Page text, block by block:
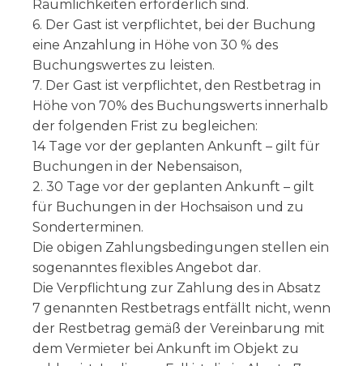
Räumlichkeiten erforderlich sind.
6. Der Gast ist verpflichtet, bei der Buchung
eine Anzahlung in Höhe von 30 % des
Buchungswertes zu leisten.
7. Der Gast ist verpflichtet, den Restbetrag in
Höhe von 70% des Buchungswerts innerhalb
der folgenden Frist zu begleichen:
14 Tage vor der geplanten Ankunft – gilt für
Buchungen in der Nebensaison,
2. 30 Tage vor der geplanten Ankunft – gilt
für Buchungen in der Hochsaison und zu
Sonderterminen.
Die obigen Zahlungsbedingungen stellen ein
sogenanntes flexibles Angebot dar.
Die Verpflichtung zur Zahlung des in Absatz
7 genannten Restbetrags entfällt nicht, wenn
der Restbetrag gemäß der Vereinbarung mit
dem Vermieter bei Ankunft im Objekt zu